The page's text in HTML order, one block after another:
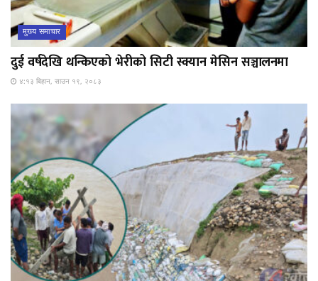
मुख्य समाचार
दुई वर्षदेखि थन्किएको भेरीको सिटी स्क्यान मेसिन सञ्चालनमा
४:१३ बिहान, साउन १९, २०८३